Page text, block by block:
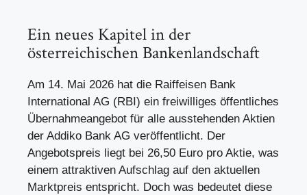
Ein neues Kapitel in der
österreichischen Bankenlandschaft
Am 14. Mai 2026 hat die Raiffeisen Bank
International AG (RBI) ein freiwilliges öffentliches
Übernahmeangebot für alle ausstehenden Aktien
der Addiko Bank AG veröffentlicht. Der
Angebotspreis liegt bei 26,50 Euro pro Aktie, was
einem attraktiven Aufschlag auf den aktuellen
Marktpreis entspricht. Doch was bedeutet diese